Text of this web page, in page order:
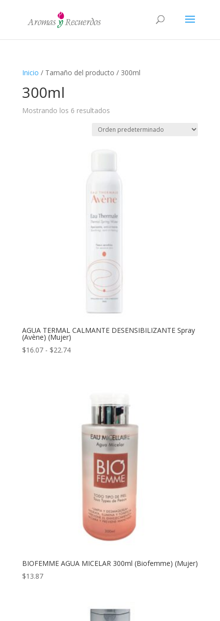
Inicio / Tamaño del producto / 300ml
300ml
Mostrando los 6 resultados
AGUA TERMAL CALMANTE DESENSIBILIZANTE Spray
(Avène) (Mujer)
$16.07 - $22.74Rango
BIOFEMME AGUA MICELAR 300ml (Biofemme) (Mujer)
$13.87